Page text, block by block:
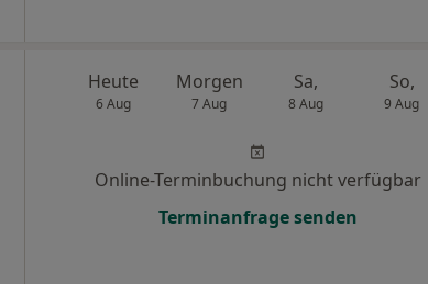
Heute
6 Aug
Morgen
7 Aug
Sa,
8 Aug
So,
9 Aug
Online-Terminbuchung nicht verfügbar
Terminanfrage senden